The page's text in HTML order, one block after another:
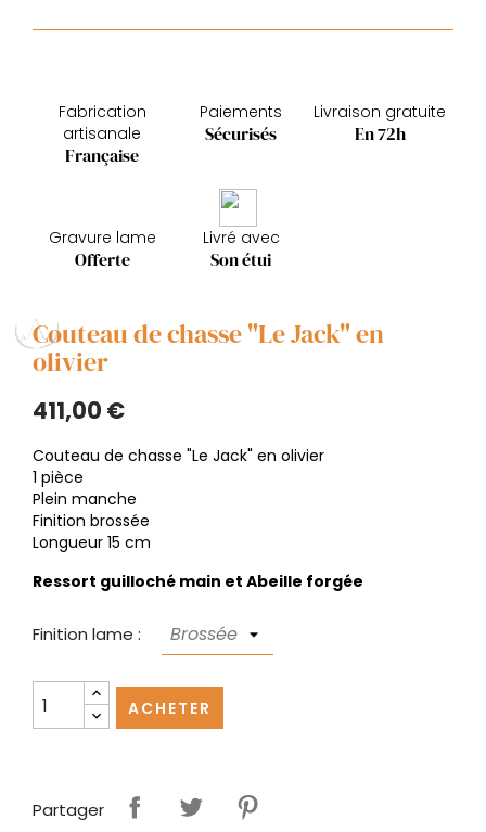
Fabrication
artisanale
Française
Paiements
Sécurisés
Livraison gratuite
En 72h
Gravure lame
Offerte
Livré avec
Son étui
Couteau de chasse "Le Jack" en
olivier
411,00 €
Couteau de chasse "Le Jack" en olivier
1 pièce
Plein manche
Finition brossée
Longueur 15 cm
Ressort guilloché main et Abeille forgée
Finition lame :
ACHETER
Partager